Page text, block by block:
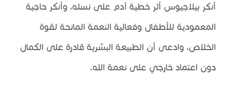
أنكر بيلاجيوس أثر خطية آدم على نسله، وأنكر حاجية
المعمودية للأطفال وفعالية النعمة المانحة لقوة
الخلاص، وادعى أن الطبيعة البشرية قادرة على الكمال
دون اعتماد خارجي على نعمة الله.